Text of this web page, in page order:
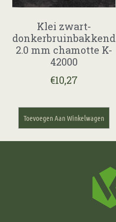
Klei zwart-
donkerbruinbakkend
2.0 mm chamotte K-
42000
€10,27
Toevoegen Aan Winkelwagen